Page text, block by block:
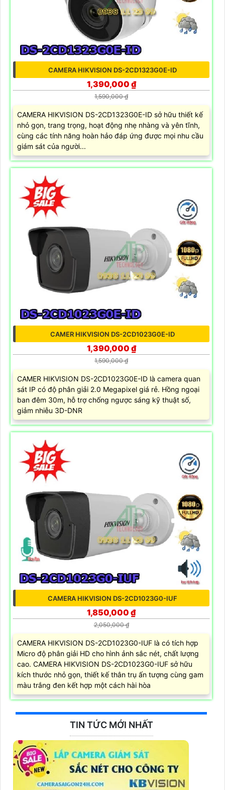
CAMERA HIKVISION DS-2CD1323G0E-ID
1,390,000 ₫
1,590,000 ₫
CAMERA HIKVISION DS-2CD1323G0E-ID sở hữu thiết kế
nhỏ gọn, trang trọng, hoạt động nhẹ nhàng và yên tĩnh,
cùng các tính năng hoàn hảo đáp ứng được mọi nhu cầu
giám sát của người...
CAMER HIKVISION DS-2CD1023G0E-ID
1,390,000 ₫
1,590,000 ₫
CAMER HIKVISION DS-2CD1023G0E-ID là camera quan
sát IP có độ phân giải 2.0 Megapixel giá rẻ. Hồng ngoại
ban đêm 30m, hỗ trợ chống ngược sáng kỹ thuật số,
giảm nhiễu 3D-DNR
CAMERA HIKVISION DS-2CD1023G0-IUF
1,850,000 ₫
2,050,000 ₫
CAMERA HIKVISION DS-2CD1023G0-IUF là có tích hợp
Micro độ phân giải HD cho hình ảnh sắc nét, chất lượng
cao. CAMERA HIKVISION DS-2CD1023G0-IUF sở hữu
kích thước nhỏ gọn, thiết kế thân trụ ấn tượng cùng gam
màu trắng đen kết hợp một cách hài hòa
TIN TỨC MỚI NHẤT